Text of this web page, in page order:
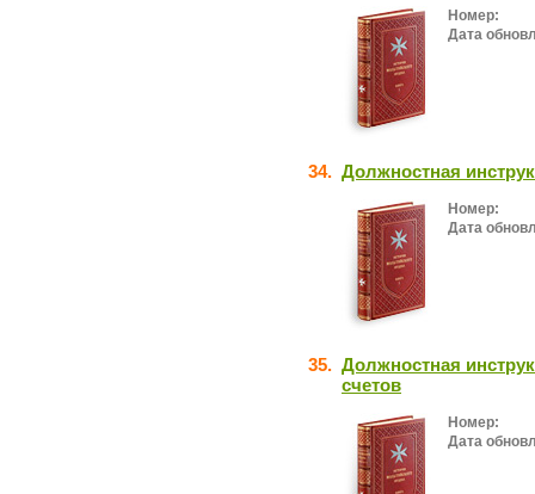
Номер:
Дата
34. Должностная
Номер:
Дата
35. Должностная
счетов
Номер:
Дата